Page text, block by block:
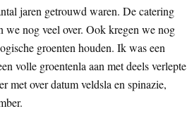
jaren getrouwd waren. De catering
we nog veel over. Ook kregen we nog
groenten houden. Ik was een
volle groentenla aan met deels verlepte
met over datum veldsla en spinazie,